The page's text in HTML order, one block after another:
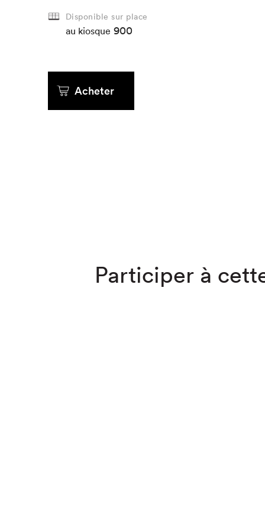
Disponible sur place
au kiosque 900
Acheter
Participer à